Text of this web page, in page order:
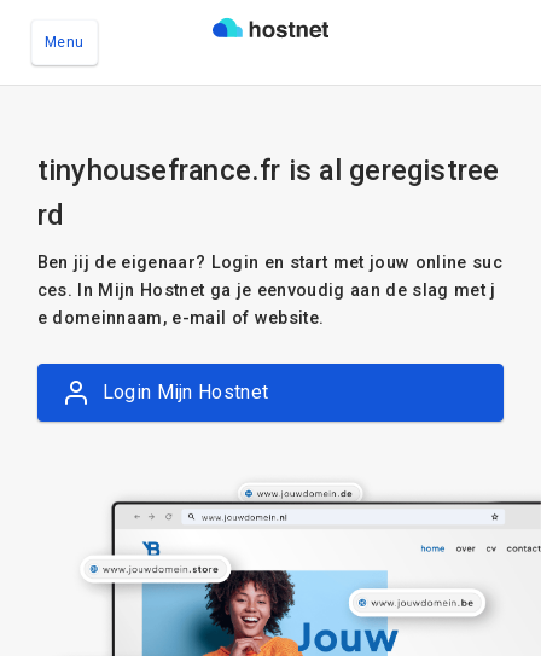
Menu
tinyhousefrance.fr is al geregistree
rd
Ben jij de eigenaar? Login en start met jouw online suc
ces. In Mijn Hostnet ga je eenvoudig aan de slag met j
e domeinnaam, e-mail of website.
Login Mijn Hostnet